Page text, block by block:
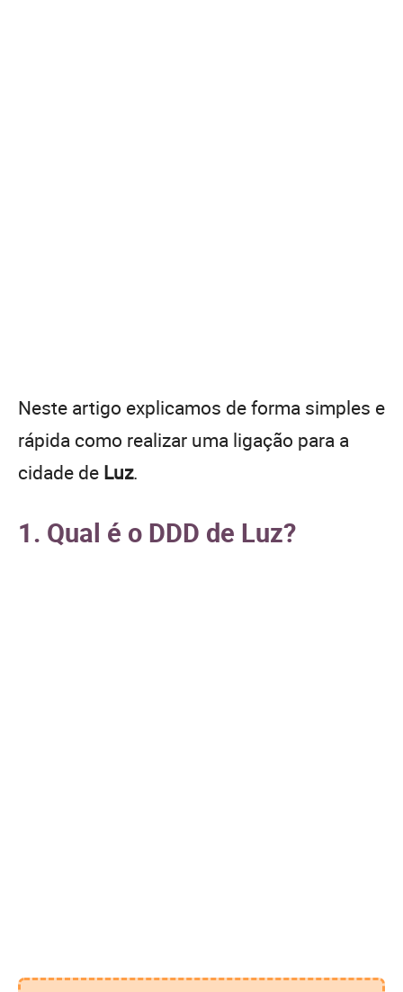
Neste artigo explicamos de forma simples e
rápida como realizar uma ligação para a
cidade de Luz.
1. Qual é o DDD de Luz?